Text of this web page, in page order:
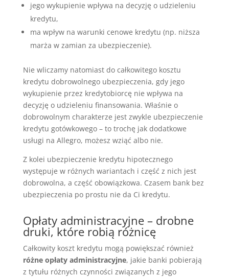
jego wykupienie wpływa na decyzję o udzieleniu
kredytu,
ma wpływ na warunki cenowe kredytu (np. niższa
marża w zamian za ubezpieczenie).
Nie wliczamy natomiast do całkowitego kosztu
kredytu dobrowolnego ubezpieczenia, gdy jego
wykupienie przez kredytobiorcę nie wpływa na
decyzję o udzieleniu finansowania. Właśnie o
dobrowolnym charakterze jest zwykle ubezpieczenie
kredytu gotówkowego – to trochę jak dodatkowe
usługi na Allegro, możesz wziąć albo nie.
Z kolei ubezpieczenie kredytu hipotecznego
występuje w różnych wariantach i część z nich jest
dobrowolna, a część obowiązkowa. Czasem bank bez
ubezpieczenia po prostu nie da Ci kredytu.
Opłaty administracyjne – drobne
druki, które robią różnicę
Całkowity koszt kredytu mogą powiększać również
różne opłaty administracyjne, jakie banki pobierają
z tytułu różnych czynności związanych z jego